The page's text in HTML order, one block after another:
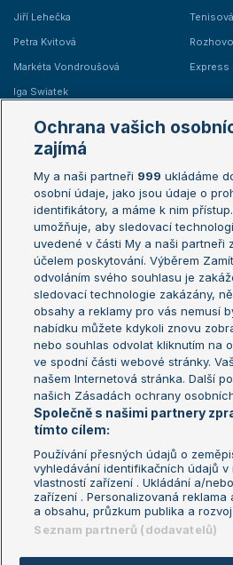
Jiří Lehečka
Petra Kvitová
Markéta Vondroušová
Iga Swiatek
Express
Žebříčky
Žebříček ATP (muži)
Žebříček WTA (ženy)
Sázkařský žebříček
French
US Open
Turnaj
Turnaj
Aktualní trendy
Fotbalové přestupy
Livesport Daily
LS Prague Open
Podmínky užití
GDPR a žurnalistika
Reklama
Kontakt
údajů
Ochrana vašich
zajímá
My a naši partneři 999 ukládáme
osobní údaje, jako jsou údaje o
identifikátory, a máme k nim
umožňuje, aby sledovací
uvedené v části My a naši partneři
účelem poskytování. Výběrem
odvoláním svého souhlasu je
sledovací technologie zakázány,
obsahy a reklamy pro vás nemusí
nabídku můžete kdykoli znovu
nebo souhlas odvolat kliknutím na
ve spodní části webové stránky.
našem Internetová stránka. Další
našich Zásadách ochrany
Společně s našimi partnery
tímto cílem:
Používání přesných údajů o
vyhledávání identifikačních údajů
vlastností zařízení . Ukládání a/
zařízení . Personalizovaná reklama
a obsahu, průzkum publika a
Seznam partnerů (dodavatelů)